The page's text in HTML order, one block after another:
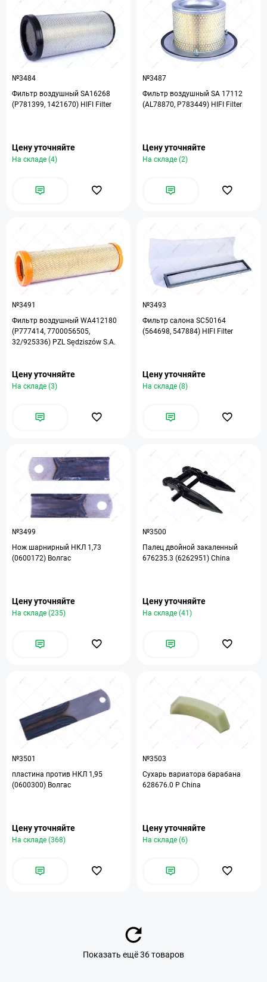
№3484
Фильтр воздушный SA16268
(P781399, 1421670) HIFI Filter
Цену уточняйте
На складе (4)
№3487
Фильтр воздушный ЅА 17112
(AL78870, P783449) HIFI Filter
Цену уточняйте
На складе (2)
№3491
Фильтр воздушный WA412180
(P777414, 7700056505,
32/925336) PZL Sędziszów S.A.
Цену уточняйте
На складе (3)
№3493
Фильтр салона SC50164
(564698, 547884) HIFI Filter
Цену уточняйте
На складе (8)
№3499
Нож шарнирный НКЛ 1,73
(0600172) Волгас
Цену уточняйте
На складе (235)
№3500
Палец двойной закаленный
676235.3 (6262951) China
Цену уточняйте
На складе (41)
№3501
пластина против НКЛ 1,95
(0600300) Волгас
Цену уточняйте
На складе (368)
№3503
Сухарь вариатора барабана
628676.0 P China
Цену уточняйте
На складе (6)
Показать ещё 36 товаров